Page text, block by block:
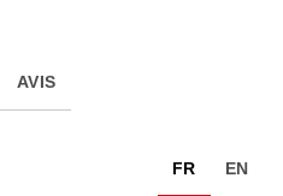
AVIS
FR EN